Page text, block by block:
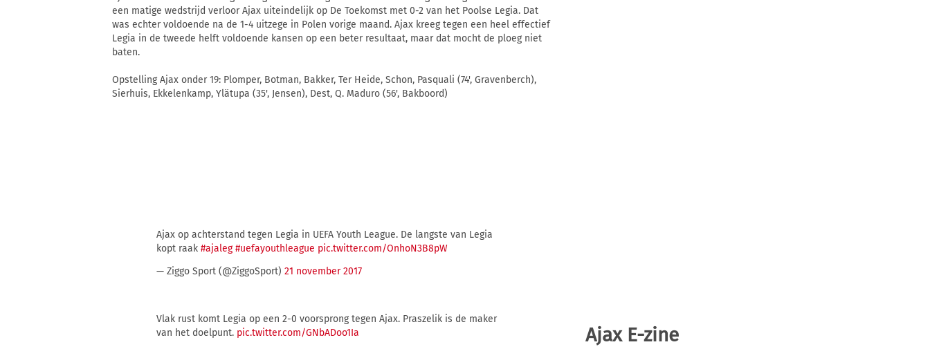
een matige wedstrijd verloor Ajax uiteindelijk op De Toekomst met 0-2 van het Poolse Legia. Dat
was echter voldoende na de 1-4 uitzege in Polen vorige maand. Ajax kreeg tegen een heel effectief
Legia in de tweede helft voldoende kansen op een beter resultaat, maar dat mocht de ploeg niet
baten.
Opstelling Ajax onder 19: Plomper, Botman, Bakker, Ter Heide, Schon, Pasquali (74', Gravenberch),
Sierhuis, Ekkelenkamp, Ylätupa (35', Jensen), Dest, Q. Maduro (56', Bakboord)
Ajax op achterstand tegen Legia in UEFA Youth League. De langste van Legia
kopt raak#ajaleg #uefayouthleague pic.twitter.com/OnhoN3B8pW
— Ziggo Sport (@ZiggoSport)21 november 2017
Vlak rust komt Legia op een 2-0 voorsprong tegen Ajax. Praszelik is de maker
van het doelpunt. pic.twitter.com/GNbADoo1Ia
Ajax E-zine